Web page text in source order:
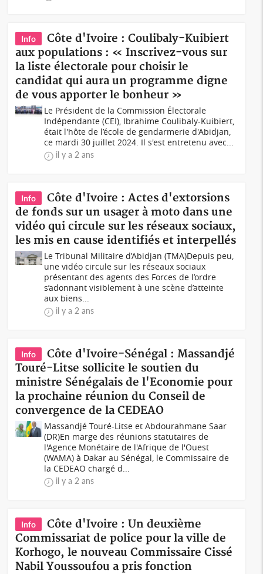
Info
Côte d'Ivoire : Coulibaly-Kuibiert
aux populations : « Inscrivez-vous sur
la liste électorale pour choisir le
candidat qui aura un programme digne
de vous apporter le bonheur »
Le Président de la Commission Électorale
Indépendante (CEI), Ibrahime Coulibaly-Kuibiert,
était l'hôte de l’école de gendarmerie d'Abidjan,
ce mardi 30 juillet 2024. Il s'est entretenu avec...
il y a 2 ans
Info
Côte d'Ivoire : Actes d'extorsions
de fonds sur un usager à moto dans une
vidéo qui circule sur les réseaux sociaux,
les mis en cause identifiés et interpellés
Le Tribunal Militaire d’Abidjan (TMA)Depuis peu,
une vidéo circule sur les réseaux sociaux
présentant des agents des Forces de l’ordre
s’adonnant visiblement à une scène d’atteinte
aux biens...
il y a 2 ans
Info
Côte d'Ivoire-Sénégal : Massandjé
Touré-Litse sollicite le soutien du
ministre Sénégalais de l'Economie pour
la prochaine réunion du Conseil de
convergence de la CEDEAO
Massandjé Touré-Litse et Abdourahmane Saar
(DR)En marge des réunions statutaires de
l'Agence Monétaire de l'Afrique de l'Ouest
(WAMA) à Dakar au Sénégal, le Commissaire de
la CEDEAO chargé d...
il y a 2 ans
Info
Côte d'Ivoire : Un deuxième
Commissariat de police pour la ville de
Korhogo, le nouveau Commissaire Cissé
Nabil Youssoufou a pris fonction